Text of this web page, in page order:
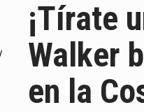
¡Tírate
Walker
en la